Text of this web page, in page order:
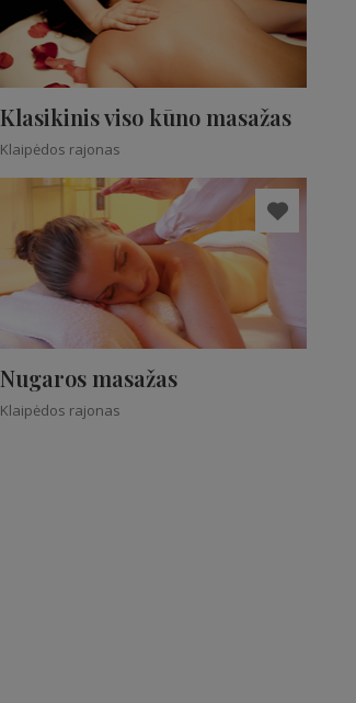
Klasikinis viso kūno masažas
Klaipėdos rajonas
Nugaros masažas
Klaipėdos rajonas